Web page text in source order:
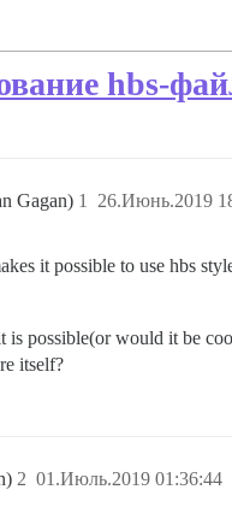
hbs-
Gagan) 26.Июнь.2019
1
it possible to use hbs
possible(or would it be
itself?
01.Июль.2019 01:36:44
2